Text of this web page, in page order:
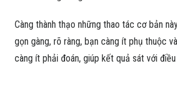
Càng thành thạo những thao tác cơ bản
gọn gàng, rõ ràng, bạn càng ít phụ thuộc
càng ít phải đoán, giúp kết quả sát với